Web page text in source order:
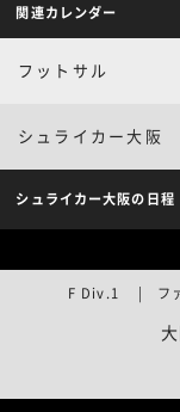
関連カレンダー
フットサル
シュライカー大阪
シュライカー大阪の日程
F Div.1 | ファ